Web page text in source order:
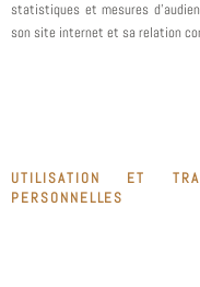
statistiques et mesures
son site internet et sa relation
UTILISATION ET
PERSONNELLES